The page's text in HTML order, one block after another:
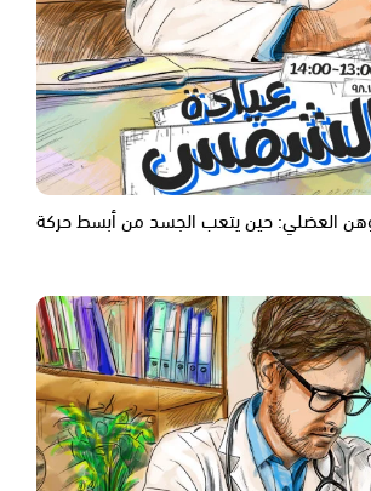
العضلي: حين يتعب الجسد من أبسط حركة